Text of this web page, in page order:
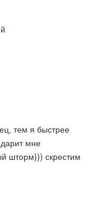
тем я быстрее
мне
шторм))) скрестим